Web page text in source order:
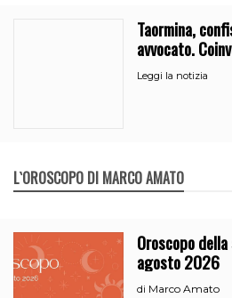
Taormina,
avvocato.
del Comune
Leggi la notizia
L`OROSCOPO DI MARCO AMATO
Oroscopo
agosto 2026
di Marco Amato